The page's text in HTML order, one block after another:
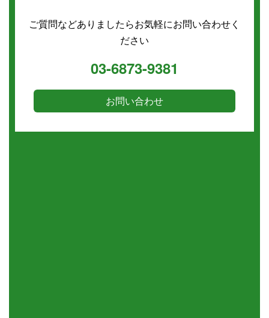
ご質問などありましたらお気軽にお問い合わせく
ださい
03-6873-9381
お問い合わせ